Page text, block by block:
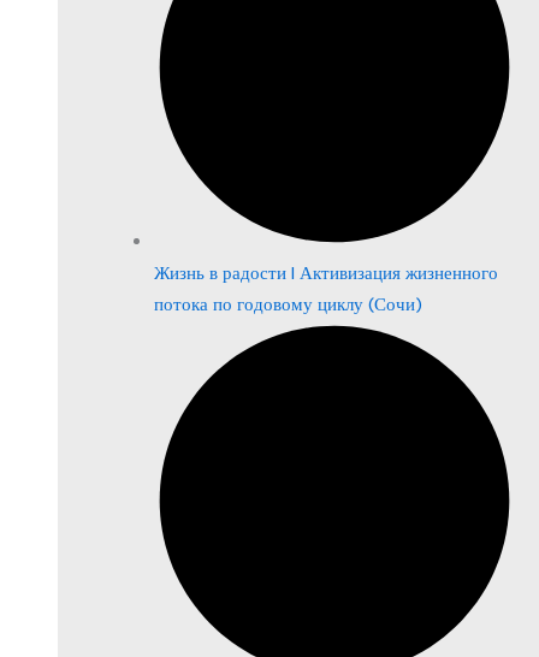
Жизнь в радости | Активизация жизненного
потока по годовому циклу (Сочи)